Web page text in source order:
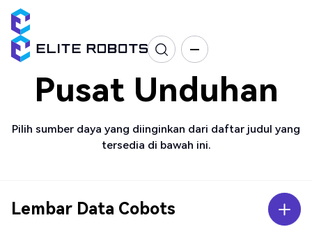
Pusat Unduhan
Pilih sumber daya yang diinginkan dari daftar judul yang
tersedia di bawah ini.
Lembar Data Cobots